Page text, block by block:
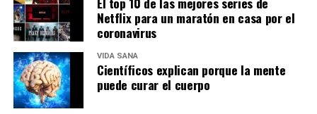
Netflix para un maratón en casa por el
coronavirus
VIDA SANA
Científicos explican porque la mente
puede curar el cuerpo